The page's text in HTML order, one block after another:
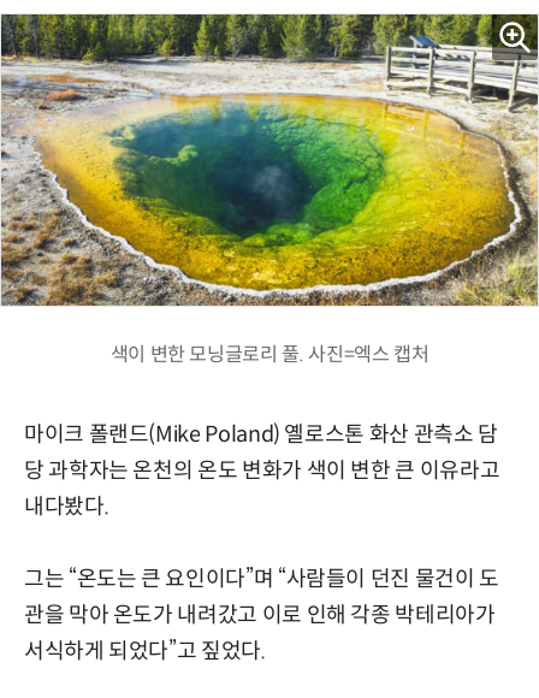
색이 변한 모닝글로리 풀. 사진=엑스 캡처
마이크 폴랜드(Mike Poland) 옐로스톤 화산 관측소 담
당 과학자는 온천의 온도 변화가 색이 변한 큰 이유라고
내다봤다.
그는 “온도는 큰 요인이다”며 “사람들이 던진 물건이 도
관을 막아 온도가 내려갔고 이로 인해 각종 박테리아가
서식하게 되었다”고 짚었다.